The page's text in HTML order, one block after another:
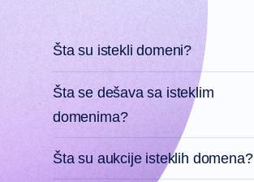
Šta su istekli domeni?
Šta se dešava sa isteklim
domenima?
Šta su aukcije isteklih domena?